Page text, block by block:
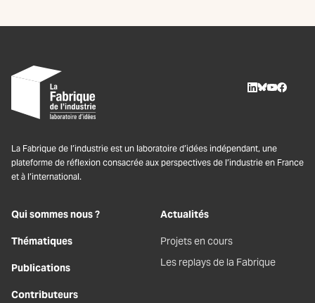
La Fabrique de l’industrie est un laboratoire d’idées indépendant, une
plateforme de réflexion consacrée aux perspectives de l’industrie en France
et à l’international.
Qui sommes nous ?
Thématiques
Publications
Contributeurs
Actualités
Projets en cours
Les replays de la Fabrique